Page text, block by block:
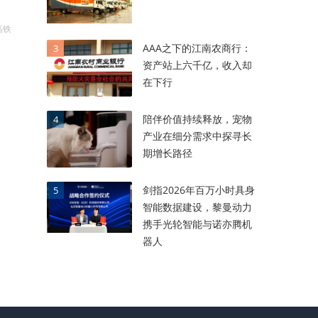
铁
3
AAA之下的江南农商行：
资产站上六千亿，收入却
在下行
4
陪伴价值持续释放，宠物
产业在细分需求中探寻长
期增长路径
5
剑指2026年百万小时具身
智能数据建设，黎曼动力
携手光轮智能与诺亦腾机
器人